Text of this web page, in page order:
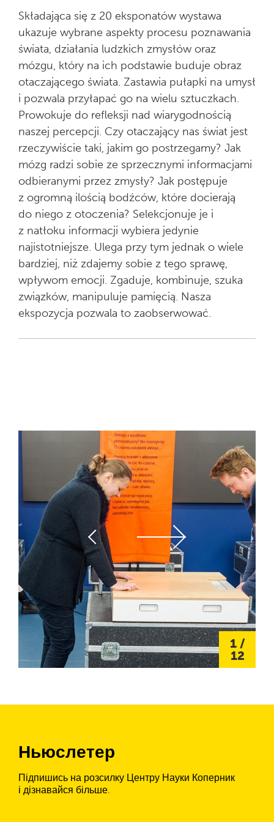
Składająca się z 20 eksponatów wystawa
ukazuje wybrane aspekty procesu poznawania
świata, działania ludzkich zmysłów oraz
mózgu, który na ich podstawie buduje obraz
otaczającego świata. Zastawia pułapki na umysł
i pozwala przyłapać go na wielu sztuczkach.
Prowokuje do refleksji nad wiarygodnością
naszej percepcji. Czy otaczający nas świat jest
rzeczywiście taki, jakim go postrzegamy? Jak
mózg radzi sobie ze sprzecznymi informacjami
odbieranymi przez zmysły? Jak postępuje
z ogromną ilością bodźców, które docierają
do niego z otoczenia? Selekcjonuje je i
z natłoku informacji wybiera jedynie
najistotniejsze. Ulega przy tym jednak o wiele
bardziej, niż zdajemy sobie z tego sprawę,
wpływom emocji. Zgaduje, kombinuje, szuka
związków, manipuluje pamięcią. Nasza
ekspozycja pozwala to zaobserwować.
1/
12
Ньюслетер
Підпишись на розсилку Центру Науки Коперник
і дізнавайся більше.